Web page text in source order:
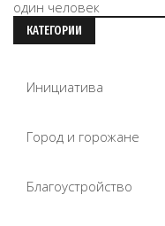
КАТЕГОРИИ
Инициатива
Город и горожане
Благоустройство